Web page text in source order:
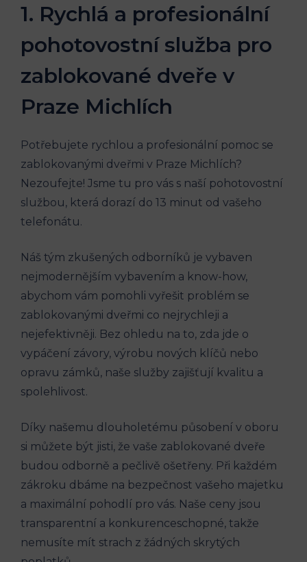
1. Rychlá a profesionální
pohotovostní služba pro
zablokované dveře v
Praze Michlích
Potřebujete rychlou a profesionální pomoc se
zablokovanými dveřmi v Praze Michlích?
Nezoufejte! Jsme tu pro vás s naší pohotovostní
službou, která dorazí do 13 minut od vašeho
telefonátu.
Náš tým zkušených odborníků je vybaven
nejmodernějším vybavením a know-how,
abychom vám pomohli vyřešit problém se
zablokovanými dveřmi co nejrychleji a
nejefektivněji. Bez ohledu na to, zda jde o
vypáčení závory, výrobu nových klíčů nebo
opravu zámků, naše služby zajišťují kvalitu a
spolehlivost.
Díky našemu dlouholetému působení v oboru
si můžete být jisti, že vaše zablokované dveře
budou odborně a pečlivě ošetřeny. Při každém
zákroku dbáme na bezpečnost vašeho majetku
a maximální pohodlí pro vás. Naše ceny jsou
transparentní a konkurenceschopné, takže
nemusíte mít strach z žádných skrytých